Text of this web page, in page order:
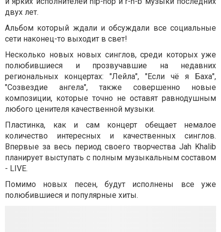
двух лет.
Альбом который ждали и обсуждали все социальные
сети наконец-то выходит в свет!
Несколько новых новых синглов, среди которых уже
полюбившиеся и прозвучавшие на недавних
региональных концертах: "Лейла", "Если чё я Баха",
"Созвездие ангела", также совершенно новые
композиции, которые точно не оставят равнодушным
любого ценителя качественной музыки.
Пластинка, как и сам концерт обещает немалое
количество интересных и качественных синглов.
Впервые за весь период своего творчества Jah Khalib
планирует выступать с полным музыкальным составом
- LIVE.
Помимо новых песен, будут исполнены все уже
полюбившиеся и популярные хиты.